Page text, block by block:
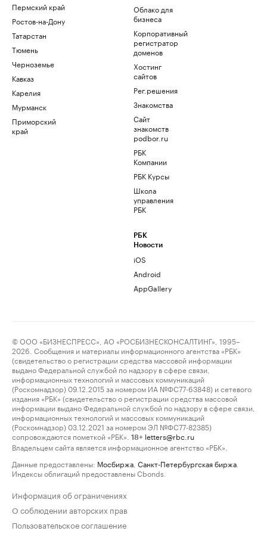
Пермский край
Ростов-на-Дону
Татарстан
Тюмень
Черноземье
Кавказ
Карелия
Мурманск
Приморский
край
Облако для
бизнеса
Корпоративный
регистратор
доменов
Хостинг
сайтов
Рег.решения
Знакомства
Сайт
знакомств
podbor.ru
РБК
Компании
РБК Курсы
Школа
управления
РБК
РБК
Новости
iOS
Android
AppGallery
© ООО «БИЗНЕСПРЕСС», АО «РОСБИЗНЕСКОНСАЛТИНГ», 1995–
2026. Сообщения и материалы информационного агентства «РБК»
(свидетельство о регистрации средства массовой информации
выдано Федеральной службой по надзору в сфере связи,
информационных технологий и массовых коммуникаций
(Роскомнадзор) 09.12.2015 за номером ИА №ФС77-63848) и сетевого
издания «РБК» (свидетельство о регистрации средства массовой
информации выдано Федеральной службой по надзору в сфере связи,
информационных технологий и массовых коммуникаций
(Роскомнадзор) 03.12.2021 за номером ЭЛ №ФС77-82385)
сопровождаются пометкой «РБК».
18+ letters@rbc.ru
Владельцем сайта является информационное агентство «РБК».
Данные предоставлены: Мосбиржа Санкт-Петербургская биржа
Индексы облигаций предоставлены Cbonds.
Информация об ограничениях
О соблюдении авторских прав
Пользовательское соглашение